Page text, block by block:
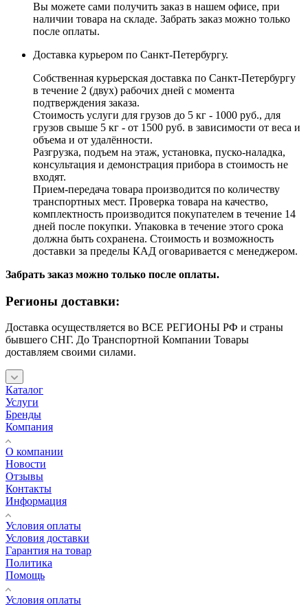
Вы можете сами получить заказ в нашем офисе, при
наличии товара на складе. Забрать заказ можно только
после оплаты.
Доставка курьером по Санкт-Петербургу.
Собственная курьерская доставка по Санкт-Петербургу
в течение 2 (двух) рабочих дней с момента
подтверждения заказа.
Стоимость услуги для грузов до 5 кг - 1000 руб., для
грузов свыше 5 кг - от 1500 руб. в зависимости от веса и
объема и от удалённости.
Разгрузка, подъем на этаж, установка, пуско-наладка,
консультация и демонстрация прибора в стоимость не
входят.
Прием-передача товара производится по количеству
транспортных мест. Проверка товара на качество,
комплектность производится покупателем в течение 14
дней после покупки. Упаковка в течение этого срока
должна быть сохранена. Стоимость и возможность
доставки за пределы КАД оговаривается с менеджером.
Забрать заказ можно только после оплаты.
Регионы доставки:
Доставка осуществляется во ВСЕ РЕГИОНЫ РФ и страны
бывшего СНГ. До Транспортной Компании Товары
доставляем своими силами.
Каталог
Услуги
Бренды
Компания
О компании
Новости
Отзывы
Контакты
Информация
Условия оплаты
Условия доставки
Гарантия на товар
Политика
Помощь
Условия оплаты